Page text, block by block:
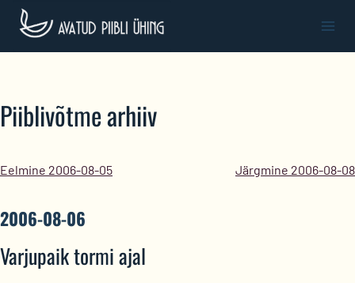
Skip
content
Piiblivõtme arhiiv
Eelmine 2006-08-05 Järgmine 2006-08-08
2006-08-06
Varjupaik tormi ajal